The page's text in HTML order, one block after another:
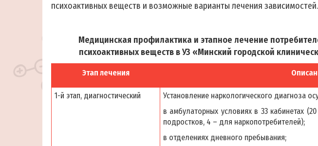
психоактивных веществ и возможные варианты лечения зависимостей.
Медицинская профилактика и этапное лечение
психоактивных веществ в УЗ «Минский городской
Этап лечения
1-й этап, диагностический
Установление наркологического диагноза
в амбулаторных условиях в 33 кабинетах
подростков, 4 – для наркопотребителей);
в отделениях дневного пребывания;